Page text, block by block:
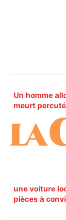
Un homme
meurt
ferroviaire à
au sud de
une voiture
pièces à